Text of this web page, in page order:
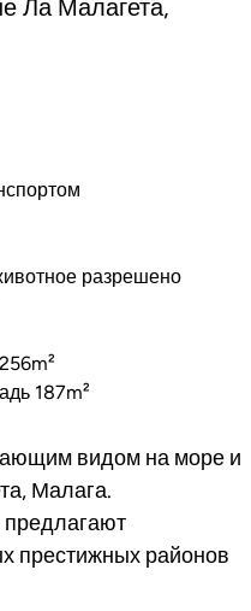
Ла Малагета,
разрешено
187m²
видом на море и
Малага.
престижных районов